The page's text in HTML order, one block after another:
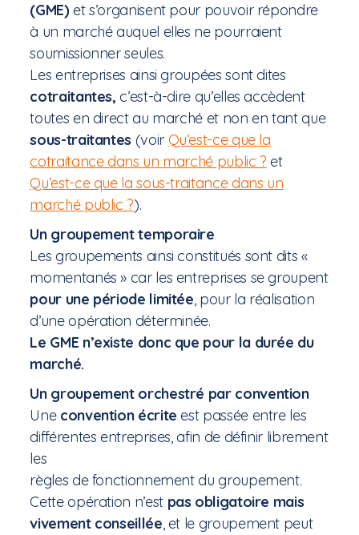
(GME)et s’organisent pour pouvoir répondre
à un marché auquel elles ne pourraient
soumissionner seules.
Les entreprises ainsi groupées sont dites
cotraitantes, c’est-à-dire qu’elles accèdent
toutes en direct au marché et non en tant que
sous-traitantes (voir Qu’est-ce que la
cotraitance dans un marché public ? et
Qu’est-ce que la sous-traitance dans un
marché public ?).
Un groupement temporaire
Les groupements ainsi constitués sont dits «
momentanés » car les entreprises se groupent
pour une période limitée, pour la réalisation
d’une opération déterminée.
Le GME n’existe donc que pour la durée du
marché.
Un groupement orchestré par convention
Une convention écrite est passée entre les
différentes entreprises, afin de définir librement
les
règles de fonctionnement du groupement.
Cette opération n’est pas obligatoire mais
vivement conseillée, et le groupement peut